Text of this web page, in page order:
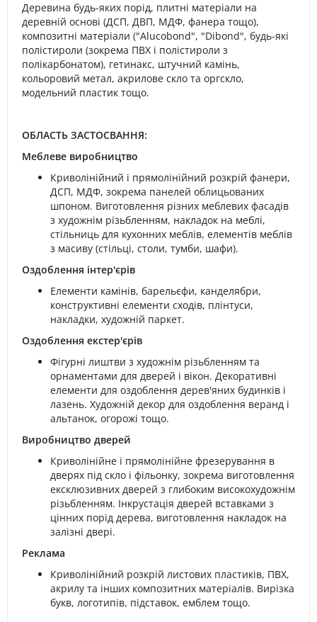
Деревина будь-яких порід, плитні матеріали на
деревній основі (ДСП, ДВП, МДФ, фанера тощо),
композитні матеріали ("Alucobond", "Dibond", будь-які
полістироли (зокрема ПВХ і полістироли з
полікарбонатом), гетинакс, штучний камінь,
кольоровий метал, акрилове скло та оргскло,
модельний пластик тощо.
ОБЛАСТЬ ЗАСТОСВАННЯ:
Меблеве виробництво
Криволінійний і прямолінійний розкрій фанери,
ДСП, МДФ, зокрема панелей облицьованих
шпоном. Виготовлення різних меблевих фасадів
з художнім різьбленням, накладок на меблі,
стільниць для кухонних меблів, елементів меблів
з масиву (стільці, столи, тумби, шафи).
Оздоблення інтер'єрів
Елементи камінів, барельєфи, канделябри,
конструктивні елементи сходів, плінтуси,
накладки, художній паркет.
Оздоблення екстер'єрів
Фігурні лиштви з художнім різьбленням та
орнаментами для дверей і вікон. Декоративні
елементи для оздоблення дерев'яних будинків і
лазень. Художній декор для оздоблення веранд і
альтанок, огорожі тощо.
Виробництво дверей
Криволінійне і прямолінійне фрезерування в
дверях під скло і фільонку, зокрема виготовлення
ексклюзивних дверей з глибоким високохудожнім
різьбленням. Інкрустація дверей вставками з
цінних порід дерева, виготовлення накладок на
залізні двері.
Реклама
Криволінійний розкрій листових пластиків, ПВХ,
акрилу та інших композитних матеріалів. Вирізка
букв, логотипів, підставок, емблем тощо.